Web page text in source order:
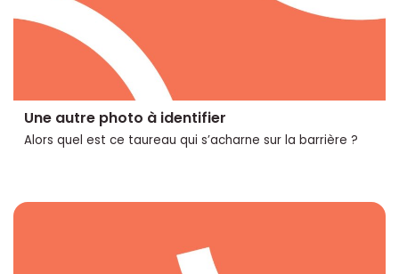
Une autre photo à identifier
Alors quel est ce taureau qui s’acharne sur la barrière ?